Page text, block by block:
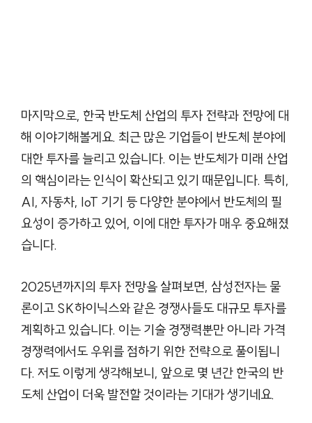
마지막으로, 한국 반도체 산업의 투자 전략과 전망에 대
해 이야기해볼게요. 최근 많은 기업들이 반도체 분야에
대한 투자를 늘리고 있습니다. 이는 반도체가 미래 산업
의 핵심이라는 인식이 확산되고 있기 때문입니다. 특히,
AI, 자동차, IoT 기기 등 다양한 분야에서 반도체의 필
요성이 증가하고 있어, 이에 대한 투자가 매우 중요해졌
습니다.
2025년까지의 투자 전망을 살펴보면, 삼성전자는 물
론이고 SK하이닉스와 같은 경쟁사들도 대규모 투자를
계획하고 있습니다. 이는 기술 경쟁력뿐만 아니라 가격
경쟁력에서도 우위를 점하기 위한 전략으로 풀이됩니
다. 저도 이렇게 생각해보니, 앞으로 몇 년간 한국의 반
도체 산업이 더욱 발전할 것이라는 기대가 생기네요.